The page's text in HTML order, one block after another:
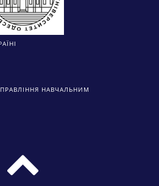
НАВЧАЛЬНИМ